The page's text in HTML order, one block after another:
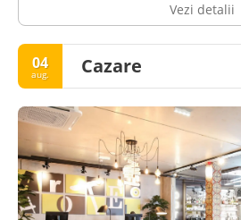
Vezi detalii
04
aug. Cazare